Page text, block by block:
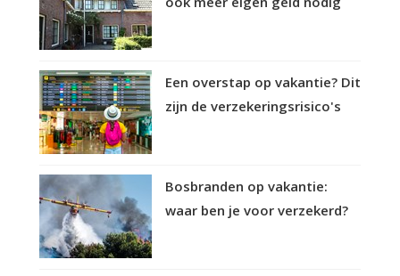
Een overstap op vakantie? Dit
zijn de verzekeringsrisico's
Bosbranden op vakantie:
waar ben je voor verzekerd?